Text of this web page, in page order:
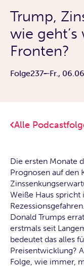
Trump,
wie
Fronten?
Folge237 Fr.,
Alle
Die ersten Monate
Prognosen auf den
Weiße Haus
Donald Trumps
erstmals seit
bedeutet das alles
Preisentwicklung?
Folge, wie immer,